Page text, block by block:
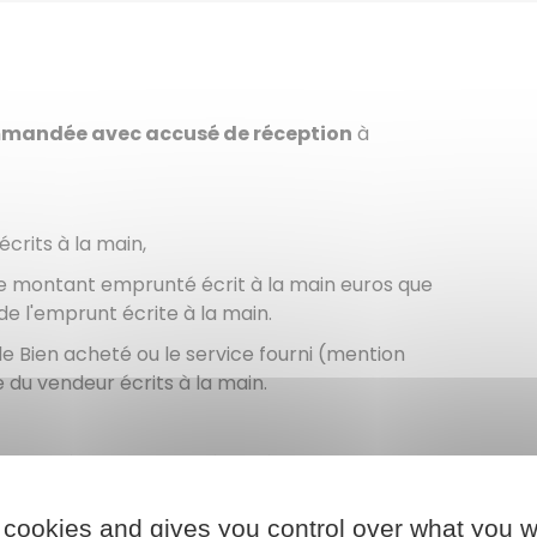
avec accusé de réception à
à la main,
montant emprunté écrit à la main euros que
l'emprunt écrite à la main.
Bien acheté ou le service fourni (mention
du vendeur écrits à la main.
avec accusé de réceptionà
and gives you control over what you